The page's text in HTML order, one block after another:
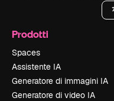
Prodotti
Spaces
Assistente IA
Generatore di immagini IA
Generatore di video IA